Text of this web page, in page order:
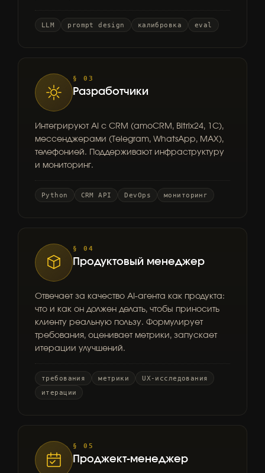
LLM prompt design калибровка eval
§ 03
Разработчики
Интегрируют AI с CRM (amoCRM, Bitrix24, 1С),
мессенджерами (Telegram, WhatsApp, MAX),
телефонией. Поддерживают инфраструктуру
и мониторинг.
Python CRM API DevOps мониторинг
§ 04
Продуктовый менеджер
Отвечает за качество AI-агента как продукта:
что и как он должен делать, чтобы приносить
клиенту реальную пользу. Формулирует
требования, оценивает метрики, запускает
итерации улучшений.
требования метрики
UX-исследования
итерации
§ 05
Проджект-менеджер